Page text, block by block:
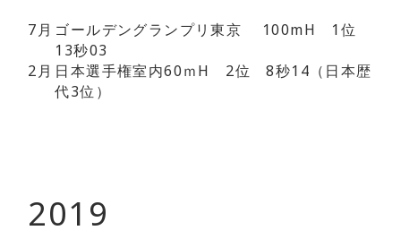
7月 ゴールデングランプリ東京 100mH 1位
13秒03
2月 日本選手権室内60ｍH 2位 8秒14（日本歴
代3位）
2019